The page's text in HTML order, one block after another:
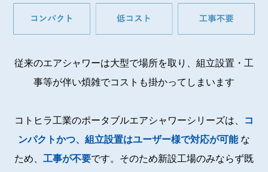
従来のエアシャワーは大型で場所を取り、組立設置・工
事等が伴い煩雑でコストも掛かってしまいます
コトヒラ工業のポータブルエアシャワーシリーズは、
コ
ンパクトかつ、組立設置はユーザー様で対応が可能な
ため、 工事が不要です。そのため新設工場のみならず既